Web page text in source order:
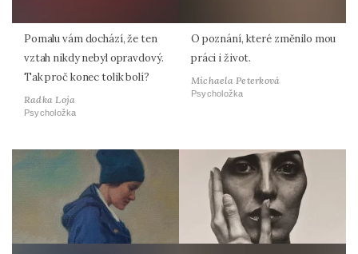
Pomalu vám dochází, že ten
vztah nikdy nebyl opravdový.
Tak proč konec tolik bolí?
Radka Loja
Psycholožka
O poznání, které změnilo mou
práci i život.
Michaela Peterková
Psycholožka